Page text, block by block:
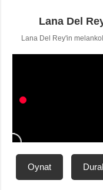
Lana Del
Lana Del Rey'in
Oynat